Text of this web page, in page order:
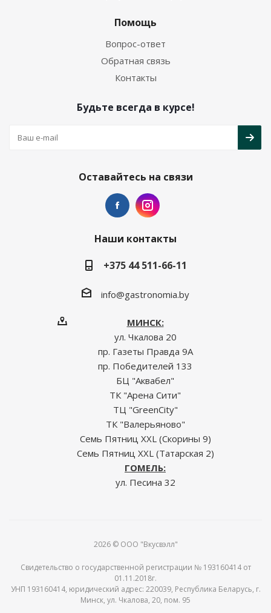
Помощь
Вопрос-ответ
Обратная связь
Контакты
Будьте всегда в курсе!
Оставайтесь на связи
Наши контакты
+375 44 511-66-11
info@gastronomia.by
МИНСК:
ул. Чкалова 20
пр. Газеты Правда 9А
пр. Победителей 133
БЦ "Аквабел"
ТК "Арена Сити"
ТЦ "GreenCity"
ТК "Валерьяново"
Семь Пятниц XXL (Скорины 9)
Семь Пятниц XXL (Татарская 2)
ГОМЕЛЬ:
ул. Песина 32
2026 © ООО "Вкусвэлл"
Свидетельство о государственной регистрации № 193160414 от
01.11.2018г.
УНП 193160414, юридический адрес: 220039, Республика Беларусь, г.
Минск, ул. Чкалова, 20, пом. 95